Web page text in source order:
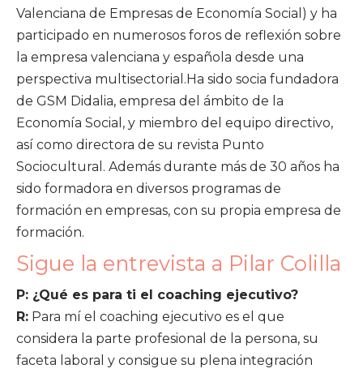
Valenciana de Empresas de Economía Social) y ha
participado en numerosos foros de reflexión sobre
la empresa valenciana y española desde una
perspectiva multisectorial.Ha sido socia fundadora
de GSM Didalia, empresa del ámbito de la
Economía Social, y miembro del equipo directivo,
así como directora de su revista Punto
Sociocultural. Además durante más de 30 años ha
sido formadora en diversos programas de
formación en empresas, con su propia empresa de
formación.
Sigue la entrevista a Pilar Colilla
P: ¿Qué es para ti el coaching ejecutivo?
R: Para mí el coaching ejecutivo es el que
considera la parte profesional de la persona, su
faceta laboral y consigue su plena integración